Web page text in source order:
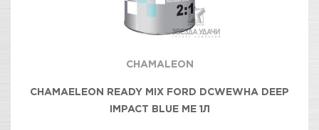
CHAMALEON
CHAMAELEON READY MIX FORD DCWEWHA DEEP
IMPACT BLUE МЕ 1Л